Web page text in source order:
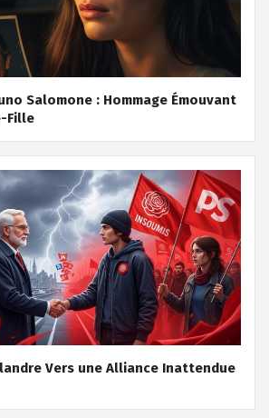
Salomone : Hommage Émouvant
Fille
Vers une Alliance Inattendue